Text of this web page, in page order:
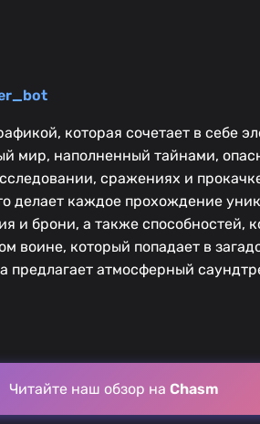
которая сочетает в себе
мир, наполненный тайнами,
сражениях и
делает каждое прохождение
и брони, а также способностей,
воине, который попадает в
атмосферный
Читайте наш обзор на Chasm